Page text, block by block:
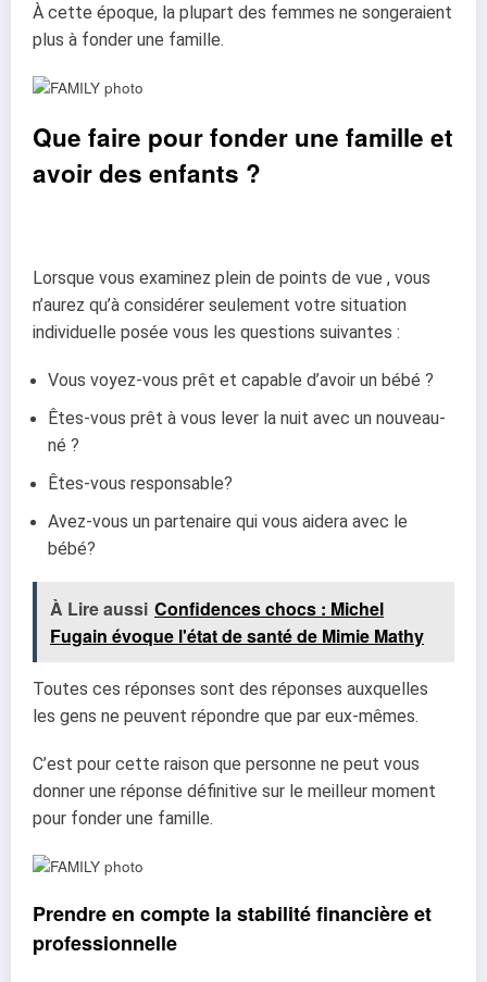
À cette époque, la plupart des femmes ne songeraient
plus à fonder une famille.
Que faire pour fonder une famille et
avoir des enfants ?
Lorsque vous examinez plein de points de vue , vous
n’aurez qu’à considérer seulement votre situation
individuelle posée vous les questions suivantes :
Vous voyez-vous prêt et capable d’avoir un bébé ?
Êtes-vous prêt à vous lever la nuit avec un nouveau-
né ?
Êtes-vous responsable?
Avez-vous un partenaire qui vous aidera avec le
bébé?
À Lire aussi Confidences chocs : Michel
Fugain évoque l'état de santé de Mimie Mathy
Toutes ces réponses sont des réponses auxquelles
les gens ne peuvent répondre que par eux-mêmes.
C’est pour cette raison que personne ne peut vous
donner une réponse définitive sur le meilleur moment
pour fonder une famille.
Prendre en compte la stabilité financière et
professionnelle